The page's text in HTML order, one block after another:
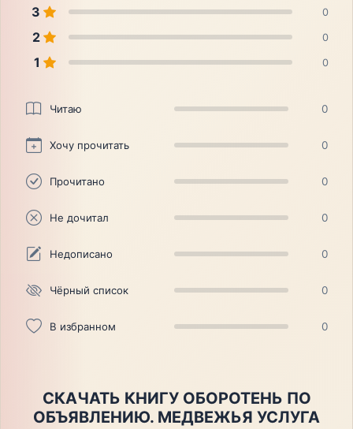
3 0
2 0
1 0
Читаю 0
Хочу прочитать 0
Прочитано 0
Не дочитал 0
Недописано 0
Чёрный список 0
В избранном 0
СКАЧАТЬ КНИГУ ОБОРОТЕНЬ ПО
ОБЪЯВЛЕНИЮ. МЕДВЕЖЬЯ УСЛУГА